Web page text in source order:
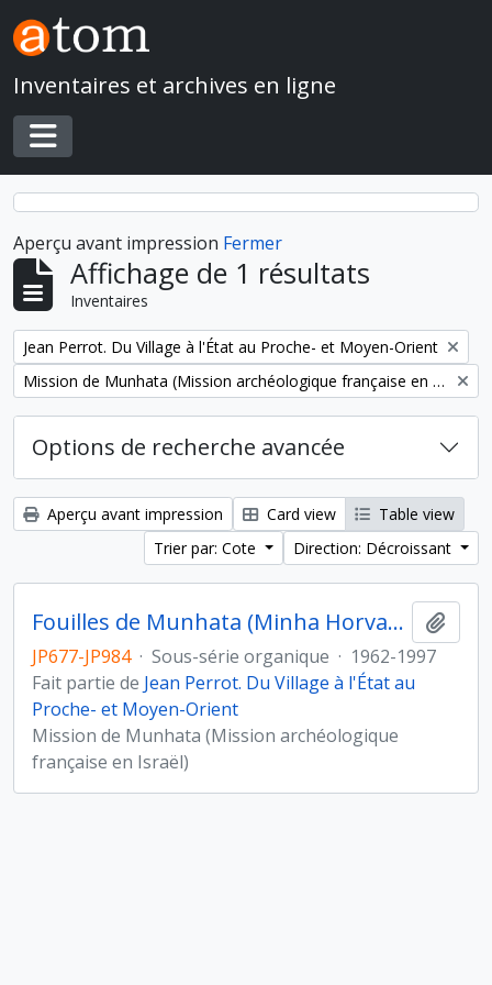
Skip to main content
Inventaires et archives en ligne
Toggle navigation
Aperçu avant impression Fermer
Affichage de 1 résultats
Inventaires
Remove filter:
Jean Perrot. Du Village à l'État au Proche- et Moyen-Orient
Remove filter:
Mission de Munhata (Mission archéologique française en Israël)
Options de recherche avancée
Aperçu avant impression Card view
Table view
Trier par: Cote
Direction: Décroissant
Fouilles de Munhata (Minha Horvat) sous la direction de Jean Perrot
JP677-JP984 · Sous-série organique · 1962-1997
Fait partie de Jean Perrot. Du Village à l'État au
Proche- et Moyen-Orient
Mission de Munhata (Mission archéologique
française en Israël)